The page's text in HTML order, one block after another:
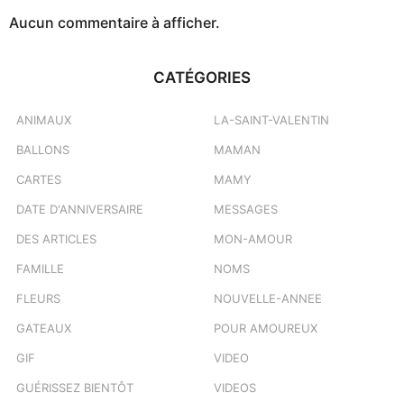
Aucun commentaire à afficher.
CATÉGORIES
ANIMAUX
BALLONS
CARTES
DATE D'ANNIVERSAIRE
DES ARTICLES
FAMILLE
FLEURS
GATEAUX
GIF
GUÉRISSEZ BIENTÔT
LA-SAINT-VALENTIN
MAMAN
MAMY
MESSAGES
MON-AMOUR
NOMS
NOUVELLE-ANNEE
POUR AMOUREUX
VIDEO
VIDEOS